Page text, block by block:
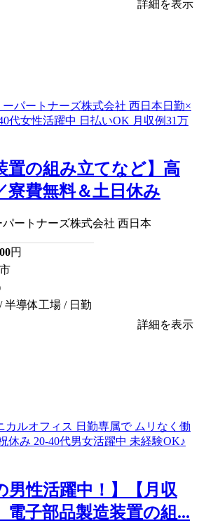
詳細を表示
置の組み立てなど】高
寮費無料＆土日休み
ートナーズ株式会社 西日本
円
半導体工場 / 日勤
詳細を表示
男性活躍中！】【月収
電子部品製造装置の組...